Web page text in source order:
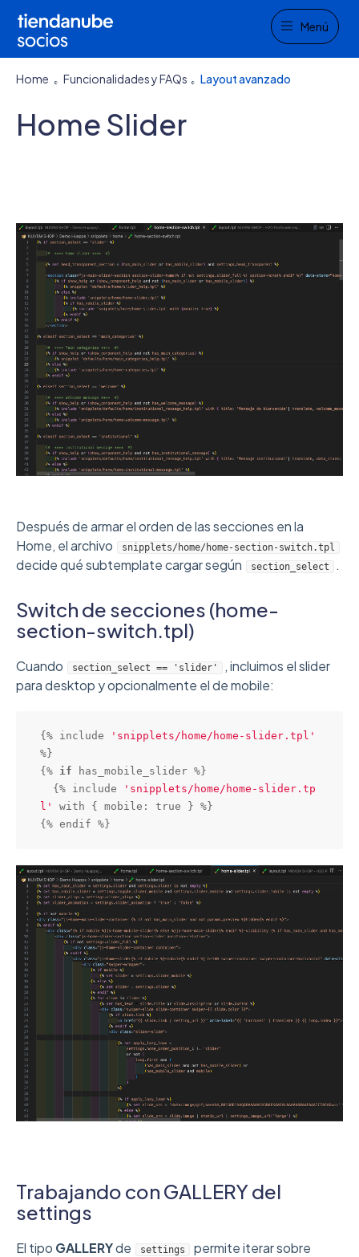
Menu
Menú
Home Funcionalidades y FAQs Layout avanzado
Home Slider
Después de armar el orden de las secciones en la
Home, el archivo
snipplets/home/home-section-switch.tpl
decide qué subtemplate cargar según section_select .
Switch de secciones (home-
section-switch.tpl)
Cuando section_select == 'slider'
, incluimos el slider
para desktop y opcionalmente el de mobile:
{% include
'snipplets/home/home-slider.tpl'
%}
{% if has_mobile_slider %}
  {% include
'snipplets/home/home-slider.tp
l'
with { mobile: true } %}
{% endif %}
Trabajando con GALLERY del
settings
El tipo GALLERYde settings
permite iterar sobre